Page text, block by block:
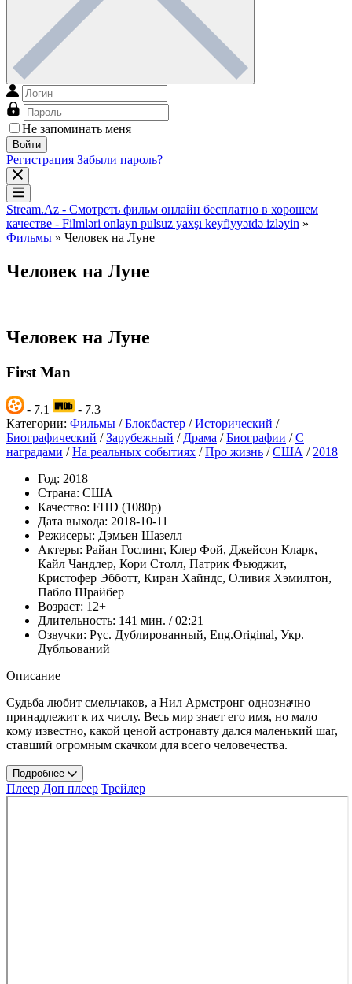
Не запоминать меня
Войти
Регистрация Забыли пароль?
Stream.Az - Смотреть фильм онлайн бесплатно в хорошем
качестве - Filmləri onlayn pulsuz yaxşı keyfiyyətdə izləyin »
Фильмы » Человек на Луне
Человек на Луне
Человек на Луне
First Man
- 7.1
- 7.3
Категории: Фильмы /Блокбастер /Исторический /
Биографический /Зарубежный / Драма /Биографии /С
наградами /На реальных событиях /Про жизнь /США / 2018
Год: 2018
Страна: США
Качество: FHD (1080p)
Дата выхода: 2018-10-11
Режисеры: Дэмьен Шазелл
Актеры: Райан Гослинг, Клер Фой, Джейсон Кларк,
Кайл Чандлер, Кори Столл, Патрик Фьюджит,
Кристофер Эбботт, Киран Хайндс, Оливия Хэмилтон,
Пабло Шрайбер
Возраст: 12+
Длительность: 141 мин. / 02:21
Озвучки: Рус. Дублированный, Eng.Original, Укр.
Дубльований
Описание
Судьба любит смельчаков, а Нил Армстронг однозначно
принадлежит к их числу. Весь мир знает его имя, но мало
кому известно, какой ценой астронавту дался маленький шаг,
ставший огромным скачком для всего человечества.
Подробнее
Плеер Доп плеер Трейлер